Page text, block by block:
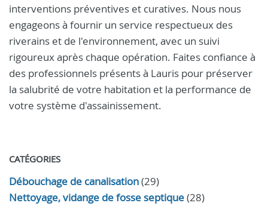
interventions préventives et curatives. Nous nous
engageons à fournir un service respectueux des
riverains et de l'environnement, avec un suivi
rigoureux après chaque opération. Faites confiance à
des professionnels présents à Lauris pour préserver
la salubrité de votre habitation et la performance de
votre système d'assainissement.
CATÉGORIES
Débouchage de canalisation(29)
Nettoyage, vidange de fosse septique(28)